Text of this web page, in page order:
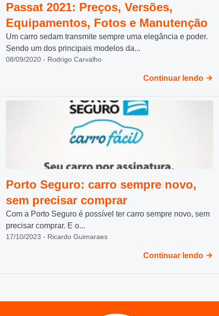
Passat 2021: Preços, Versões,
Equipamentos, Fotos e Manutenção
Um carro sedam transmite sempre uma elegância e poder.
Sendo um dos principais modelos da...
08/09/2020 - Rodrigo Carvalho
Continuar lendo
Porto Seguro: carro sempre novo,
sem precisar comprar
Com a Porto Seguro é possível ter carro sempre novo, sem
precisar comprar. E o...
17/10/2023 - Ricardo Guimaraes
Continuar lendo